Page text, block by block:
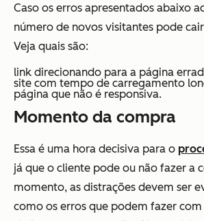
Caso os erros apresentados abaixo
número de novos visitantes pode
Veja quais são:
link direcionando para a página
site com tempo de carregamento
página que não é responsiva.
Momento da compra
Essa é uma hora decisiva para o
já que o cliente pode ou não fazer a
momento, as distrações devem ser
como os erros que podem fazer com